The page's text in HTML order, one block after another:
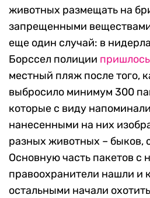
животных размещать на
запрещенными
еще один случай: в
Борссел полиции пришлось
местный пляж после того,
выбросило минимум 300
которые с виду
нанесенными на них
разных животных – быков,
Основную часть пакетов с
правоохранители нашли и
остальными начали